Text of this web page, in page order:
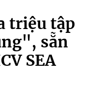
triệu tập
sẵn
SEA